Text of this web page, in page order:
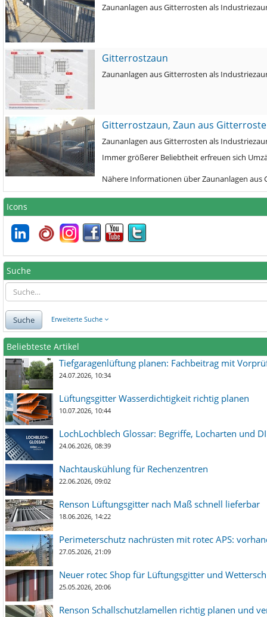
Zaunanlagen aus Gitterrosten als
Gitterrostzaun
Zaunanlagen aus Gitterrosten als
Gitterrostzaun, Zaun aus
Zaunanlagen aus Gitterrosten als
Immer größerer Beliebtheit erfreuen sich
Nähere Informationen über Zaunanlagen
Icons
Suche
Suche Erweiterte Suche
Beliebteste Artikel
Tiefgaragenlüftung planen: Fachbeitrag mit
24.07.2026, 10:34
Lüftungsgitter Wasserdichtigkeit richtig planen
10.07.2026, 10:44
LochLochblech Glossar: Begriffe, Locharten und
24.06.2026, 08:39
Nachtauskühlung für Rechenzentren
22.06.2026, 09:02
Renson Lüftungsgitter nach Maß schnell lieferbar
18.06.2026, 14:22
Perimeterschutz nachrüsten mit rotec APS:
27.05.2026, 21:09
Neuer rotec Shop für Lüftungsgitter und
25.05.2026, 20:06
Renson Schallschutzlamellen richtig planen und